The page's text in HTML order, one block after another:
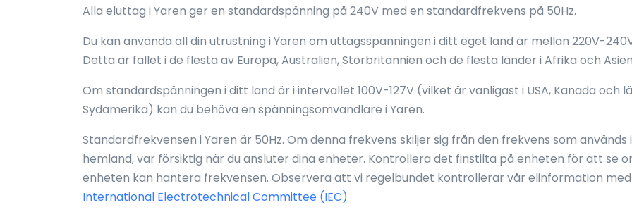
Alla eluttag i Yaren ger en standardspänning på 240V med en standardfrekvens på 50Hz.
Du kan använda all din utrustning i Yaren om uttagsspänningen i ditt eget land är mellan 220V-
Detta är fallet i de flesta av Europa, Australien, Storbritannien och de flesta länder i Afrika och
Om standardspänningen i ditt land är i intervallet 100V-127V (vilket är vanligast i USA, Kanada och
Sydamerika) kan du behöva en spänningsomvandlare i Yaren.
Standardfrekvensen i Yaren är 50Hz. Om denna frekvens skiljer sig från den frekvens som används
hemland, var försiktig när du ansluter dina enheter. Kontrollera det finstilta på enheten för att se
enheten kan hantera frekvensen. Observera att vi regelbundet kontrollerar vår elinformation med
International Electrotechnical Committee (IEC)